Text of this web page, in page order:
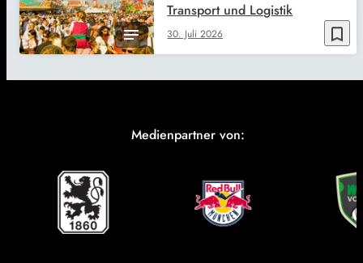
bookmark_border
30. Juli 2026
Transport und Logistik
Medienpartner von: